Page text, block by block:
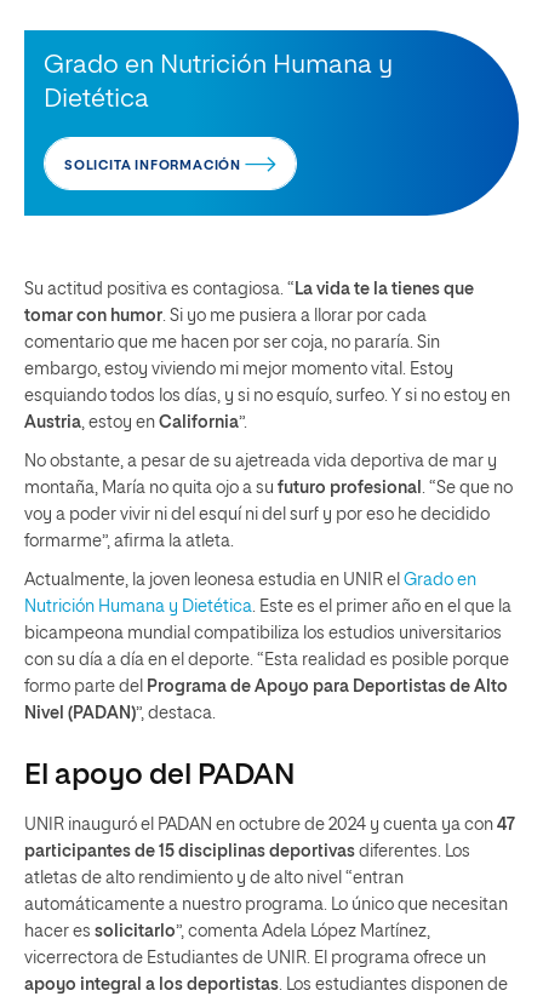
Grado en Nutrición Humana y
Dietética
SOLICITA INFORMACIÓN
Su actitud positiva es contagiosa. “ La vida te la tienes que
tomar con humor. Si yo me pusiera a llorar por cada
comentario que me hacen por ser coja, no pararía. Sin
embargo, estoy viviendo mi mejor momento vital. Estoy
esquiando todos los días, y si no esquío, surfeo. Y si no estoy en
Austria, estoy en California”.
No obstante, a pesar de su ajetreada vida deportiva de mar y
montaña, María no quita ojo a su futuro profesional . “Se que no
voy a poder vivir ni del esquí ni del surf y por eso he decidido
formarme”, afirma la atleta.
Actualmente, la joven leonesa estudia en UNIR el Grado en
Nutrición Humana y Dietética. Este es el primer año en el que la
bicampeona mundial compatibiliza los estudios universitarios
con su día a día en el deporte. “Esta realidad es posible porque
formo parte del Programa de Apoyo para Deportistas de Alto
Nivel (PADAN)”, destaca.
El apoyo del PADAN
UNIR inauguró el PADAN en octubre de 2024 y cuenta ya con 47
participantes de 15 disciplinas deportivas diferentes. Los
atletas de alto rendimiento y de alto nivel “entran
automáticamente a nuestro programa. Lo único que necesitan
hacer es solicitarlo”, comenta Adela López Martínez,
vicerrectora de Estudiantes de UNIR. El programa ofrece un
apoyo integral a los deportistas. Los estudiantes disponen de